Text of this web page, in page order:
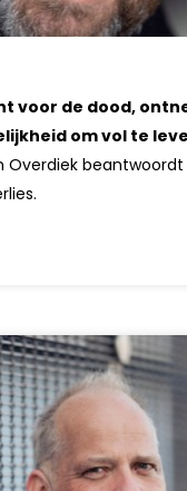
voor de dood,
om vol te
Overdiek